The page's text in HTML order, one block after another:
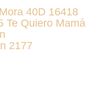
40D 16418
Te Quiero Mamá
2177